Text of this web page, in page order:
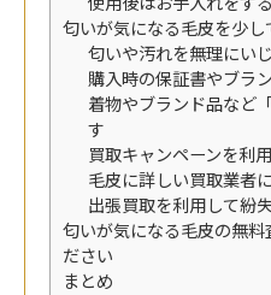
匂いが気になる毛皮を少
匂いや汚れを無理にい
購入時の保証書やブラ
着物やブランド品など
す
買取キャンペーンを利
毛皮に詳しい買取業者
出張買取を利用して紛
匂いが気になる毛皮の無
ださい
まとめ